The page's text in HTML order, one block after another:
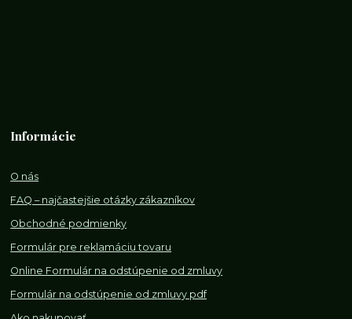
Informácie
O nás
FAQ – najčastejšie otázky zákazníkov
Obchodné podmienky
Formulár pre reklamáciu tovaru
Online Formulár na odstúpenie od zmluvy
Formulár na odstúpenie od zmluvy pdf